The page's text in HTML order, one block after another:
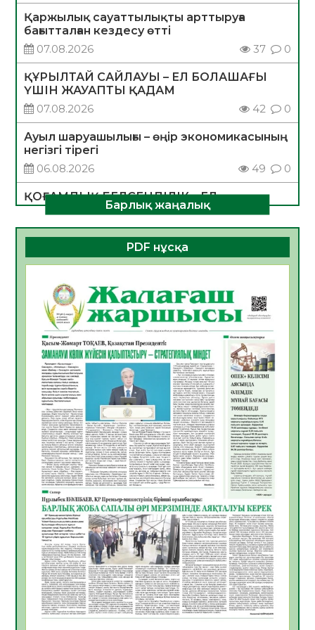
Қаржылық сауаттылықты арттыруға
бағытталған кездесу өтті
07.08.2026
37 0
ҚҰРЫЛТАЙ САЙЛАУЫ – ЕЛ БОЛАШАҒЫ
ҮШІН ЖАУАПТЫ ҚАДАМ
07.08.2026
42 0
Ауыл шаруашылығы – өңір экономикасының
негізгі тірегі
06.08.2026
49 0
ҚОҒАМДЫҚ БЕЛСЕНДІЛІК – ЕЛ
ДАМУЫНЫҢ НЕГІЗІ
06.08.2026
47 0
ҚҰРЫЛТАЙ САЙЛАУЫ – БОЛАШАҚҚА
06.08.2026
Инфекциялық ауруларға қарсы иммундау
жұмыстарының тиімділігі
06.08.2026
51
Көкжөтел ауруы туралы
06.08.2026
49
АПВ вакцинасы туралы мәлімет
06.08.2026
47
Open Air: Қызылорда облысы полиция
департаменті 20 мыңнан астам
көрерменнің қауіпсіздігін қамтамасыз етті
06.08.2026
60
ҚЫЗЫЛОРДАДА «САНАЛЫ ҰРПАҚ –
ЖАРҚЫН БОЛАШАҚ» АТТЫ КЕҢЕЙТІЛГЕН
МӘЖІЛІС ӨТТІ
05.08.2026
61
Қазақстан Орталық Азиядағы көшуге ең
Барлық жаңалық
PDF нұсқа